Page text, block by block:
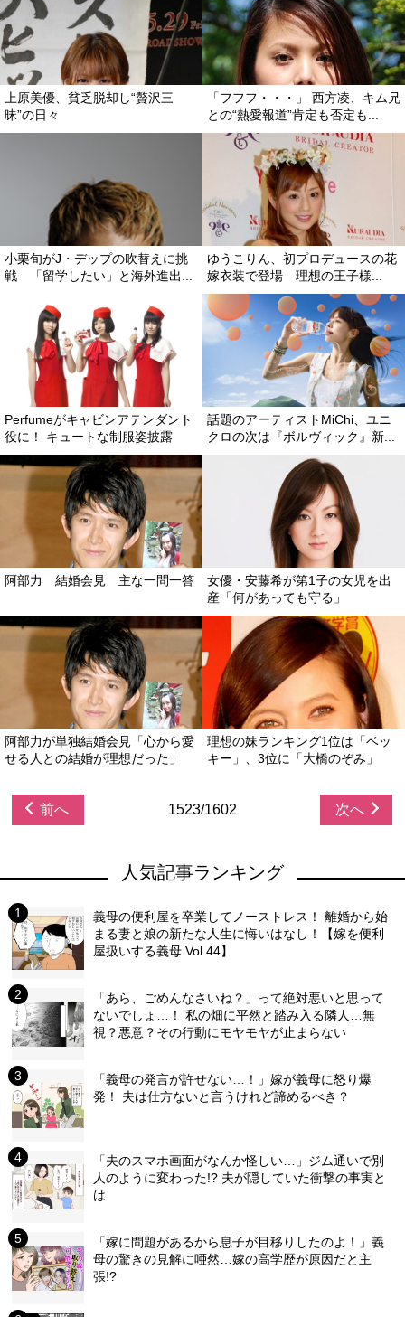
上原美優、貧乏脱却し“贅沢三
昧”の日々
「フフフ・・・」 西方凌、キム兄
との“熱愛報道”肯定も否定も...
小栗旬がJ・デップの吹替えに挑
戦 「留学したい」と海外進出...
ゆうこりん、初プロデュースの花
嫁衣装で登場 理想の王子様...
Perfumeがキャビンアテンダント
役に！ キュートな制服姿披露
話題のアーティストMiChi、ユニ
クロの次は『ボルヴィック』新...
阿部力 結婚会見 主な一問一答
女優・安藤希が第1子の女児を出
産「何があっても守る」
阿部力が単独結婚会見「心から愛
せる人との結婚が理想だった」
理想の妹ランキング1位は「ベッ
キー」、3位に「大橋のぞみ」
前へ 1523/1602 次へ
人気記事ランキング
義母の便利屋を卒業してノーストレス！ 離婚から始
まる妻と娘の新たな人生に悔いはなし！【嫁を便利
屋扱いする義母 Vol.44】
「あら、ごめんなさいね？」って絶対悪いと思って
ないでしょ…！ 私の畑に平然と踏み入る隣人…無
視？悪意？その行動にモヤモヤが止まらない
「義母の発言が許せない…！」嫁が義母に怒り爆
発！ 夫は仕方ないと言うけれど諦めるべき？
「夫のスマホ画面がなんか怪しい…」ジム通いで別
人のように変わった!? 夫が隠していた衝撃の事実と
は
「嫁に問題があるから息子が目移りしたのよ！」義
母の驚きの見解に唖然…嫁の高学歴が原因だと主
張!?